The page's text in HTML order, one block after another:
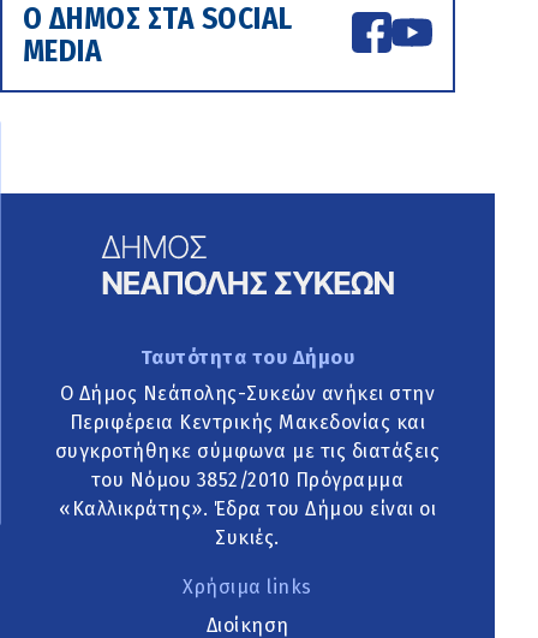
Ο ΔΗΜΟΣ ΣΤΑ SOCIAL
MEDIA
Ταυτότητα του Δήμου
Ο Δήμος Νεάπολης-Συκεών ανήκει στην
Περιφέρεια Κεντρικής Μακεδονίας και
συγκροτήθηκε σύμφωνα με τις διατάξεις
του Νόμου 3852/2010 Πρόγραμμα
«Καλλικράτης». Έδρα του Δήμου είναι οι
Συκιές.
Χρήσιμα links
Διοίκηση